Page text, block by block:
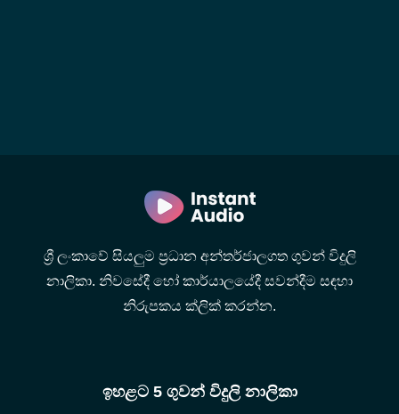
ශ්‍රී ලංකාවේ සියලුම ප්‍රධාන අන්තර්ජාලගත ගුවන් විදුලි
නාලිකා. නිවසේදී හෝ කාර්යාලයේදී සවන්දීම සඳහා
නිරුපකය ක්ලික් කරන්න.
ඉහළට 5 ගුවන් විදුලි නාලිකා